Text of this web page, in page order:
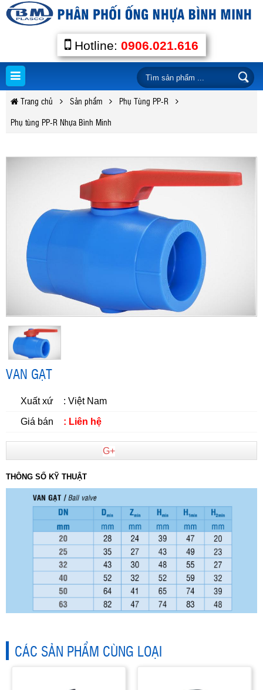
Hotline: 0906.021.616
Trang chủ Sản phẩm
Phụ Tùng PP-R
Phụ tùng PP-R Nhựa Bình Minh
VAN GẠT
Xuất xứ : Việt Nam
Giá bán : Liên hệ
G+
THÔNG SỐ KỸ THUẬT
CÁC SẢN PHẨM CÙNG LOẠI